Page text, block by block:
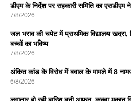
डीएम के निर्देश पर सहकारी समिति का एसडीएम
7/8/2026
जल भराव की चपेट में प्राथमिक विद्यालय खदरा,
बच्चों का भविष्य
7/8/2026
अंकित कांड के विरोध में बवाल के मामले में 8
6/8/2026